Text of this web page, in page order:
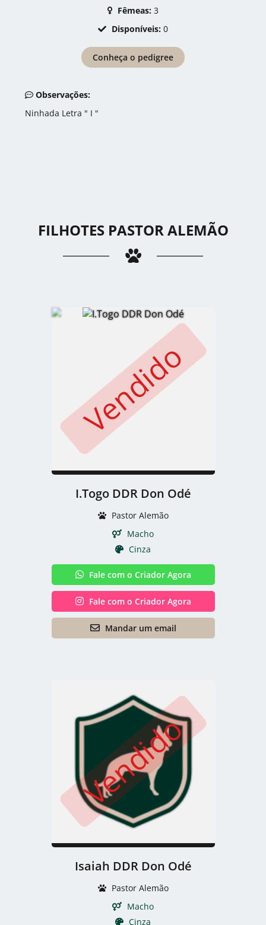
Fêmeas: 3
Disponíveis: 0
Conheça o pedigree
Observações:
Ninhada Letra " I "
FILHOTES PASTOR ALEMÃO
Vendido
I.Togo DDR Don Odé
Pastor Alemão
Macho
Cinza
Fale com o Criador Agora
Fale com o Criador Agora
Mandar um email
Vendido
Isaiah DDR Don Odé
Pastor Alemão
Macho
Cinza